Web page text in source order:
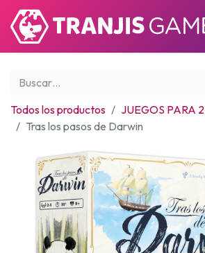
Todos los productos
JUEGOS PARA 2
Tras los pasos de Darwin